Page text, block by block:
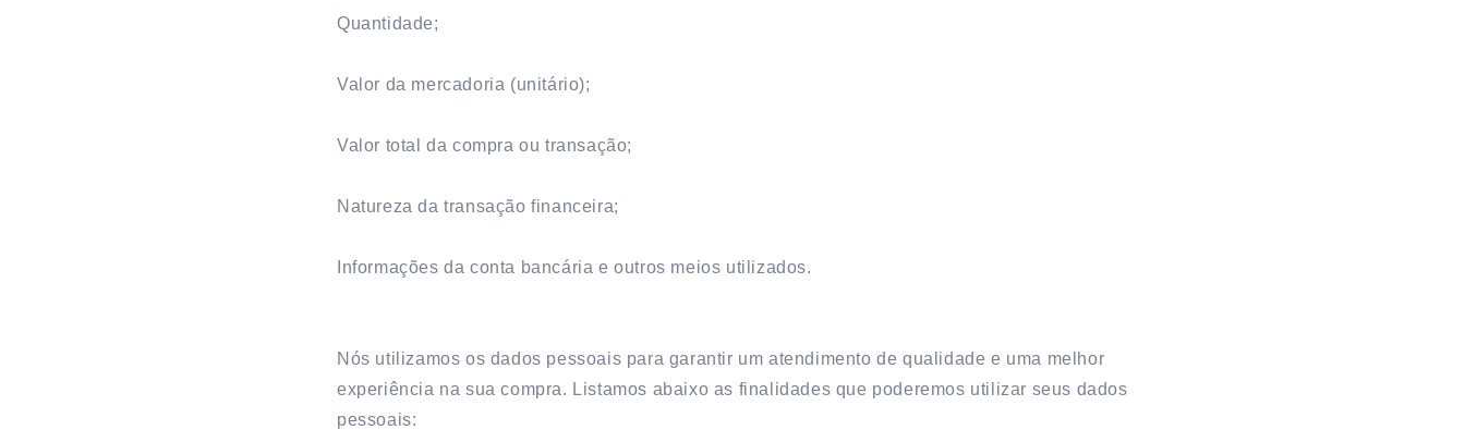
Quantidade;
Valor da mercadoria (unitário);
Valor total da compra ou transação;
Natureza da transação financeira;
Informações da conta bancária e outros meios utilizados.
Nós utilizamos os dados pessoais para garantir um atendimento de qualidade e uma melhor
experiência na sua compra. Listamos abaixo as finalidades que poderemos utilizar seus dados
pessoais: